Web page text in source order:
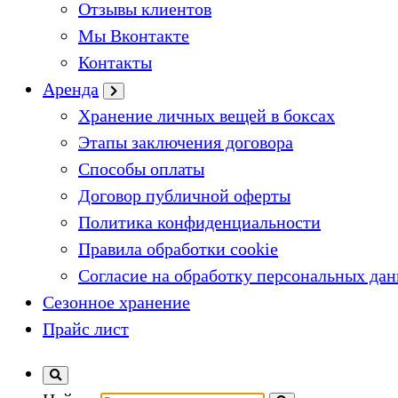
Отзывы клиентов
Мы Вконтакте
Контакты
Аренда
Хранение личных вещей в боксах
Этапы заключения договора
Способы оплаты
Договор публичной оферты
Политика конфиденциальности
Правила обработки cookie
Согласие на обработку персональных
Сезонное хранение
Прайс лист